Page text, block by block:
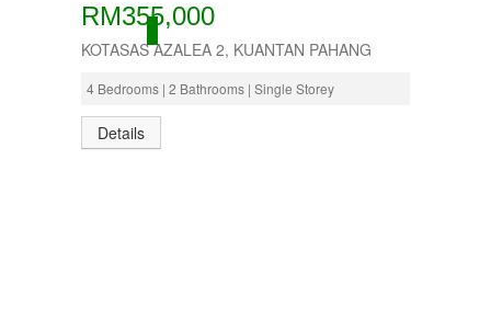
ACTIVE
RM355,000
KOTASAS AZALEA 2, KUANTAN PAHANG
4 Bedrooms | 2 Bathrooms | Single Storey
Details